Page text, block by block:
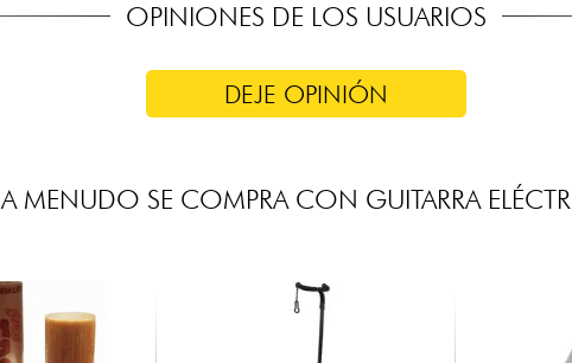
OPINIONES DE LOS USUARIOS
DEJE OPINIÓN
A MENUDO SE COMPRA CON GUITARRA